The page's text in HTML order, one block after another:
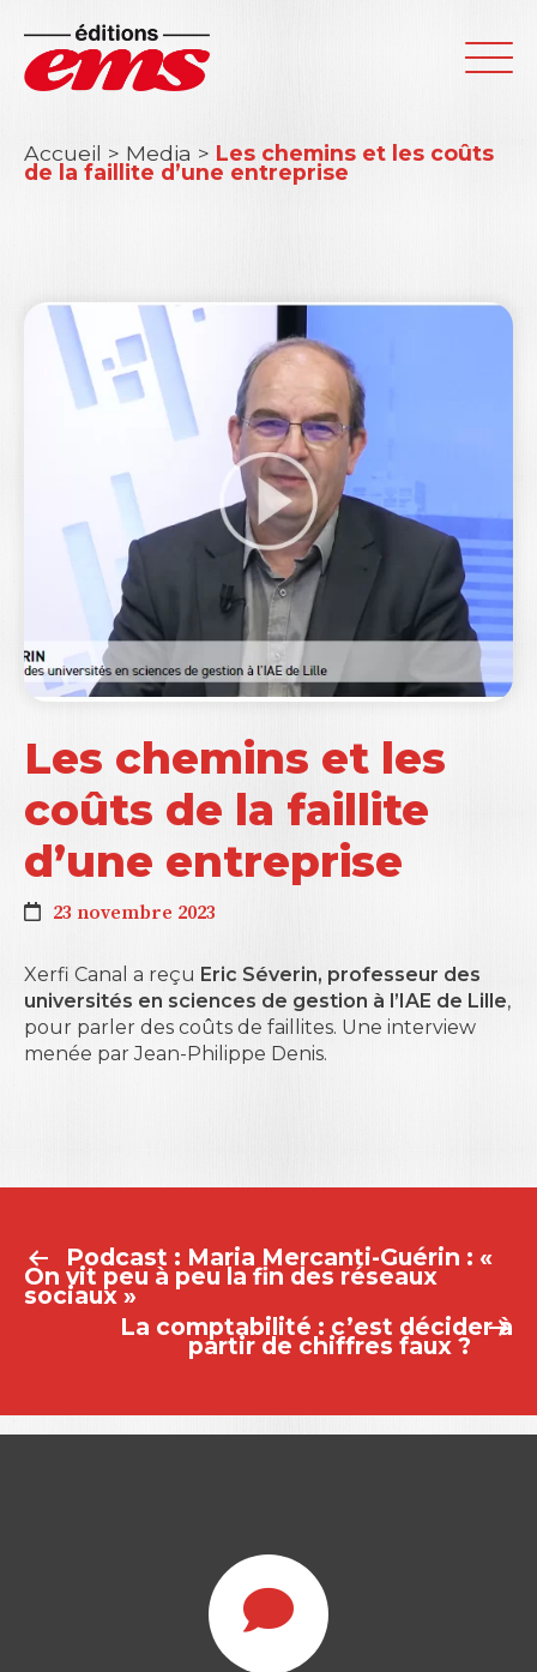
Accueil > Media > Les chemins et les coûts
de la faillite d’une entreprise
Les chemins et les
coûts de la faillite
d’une entreprise
23 novembre 2023
Xerfi Canal a reçu Eric Séverin, professeur des
universités en sciences de gestion à l’IAE de Lille,
pour parler des coûts de faillites. Une interview
menée par Jean-Philippe Denis.
NAVIGATION
DE
L’ARTICLE
Podcast : Maria Mercanti-Guérin : «
On vit peu à peu la fin des réseaux
sociaux »
La comptabilité : c’est décider à
partir de chiffres faux ?